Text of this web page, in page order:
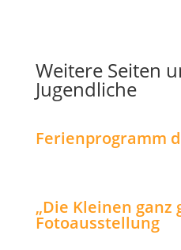
Weitere Seiten
Jugendliche
Ferienprogramm
„Die Kleinen ganz
Fotoausstellung